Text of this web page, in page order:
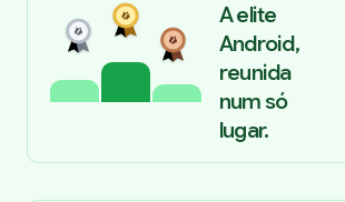
A elite
Android,
reunida
num só
lugar.